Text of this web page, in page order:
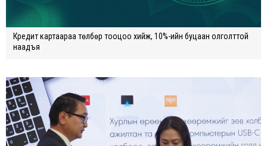
Кредит картаараа төлбөр тооцоо хийж, 10%-ийн буцаан олголттой
наадъя